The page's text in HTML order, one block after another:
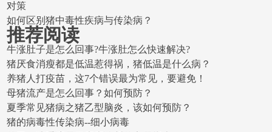
对策
如何区别猪中毒性疾病与传染病？
推荐阅读
牛涨肚子是怎么回事?牛涨肚怎么快速解决?
猪厌食消瘦都是低温惹得祸，猪低温是什么病？
养猪人打疫苗，这7个错误最为常见，要避免！
母猪流产是怎么回事？如何预防？
夏季常见猪病之猪乙型脑炎，该如何预防？
猪的病毒性传染病--细小病毒